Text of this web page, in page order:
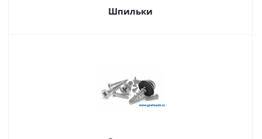
Шпильки